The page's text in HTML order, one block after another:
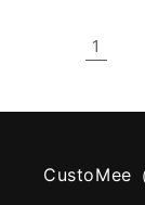
1
CustoMee